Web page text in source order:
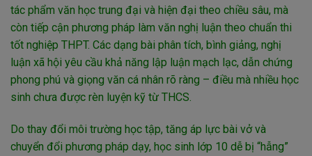
tác phẩm văn học trung đại và hiện đại theo chiều sâu, mà
còn tiếp cận phương pháp làm văn nghị luận theo chuẩn thi
tốt nghiệp THPT. Các dạng bài phân tích, bình giảng, nghị
luận xã hội yêu cầu khả năng lập luận mạch lạc, dẫn chứng
phong phú và giọng văn cá nhân rõ ràng – điều mà nhiều học
sinh chưa được rèn luyện kỹ từ THCS.
Do thay đổi môi trường học tập, tăng áp lực bài vở và
chuyển đổi phương pháp dạy, học sinh lớp 10 dễ bị “hẫng”